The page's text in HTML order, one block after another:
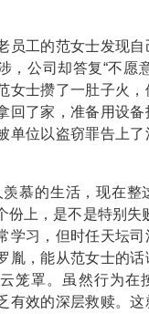
工的范女士发现自
，公司却答复“不愿
女士攒了一肚子火
回了家，准备用设备
单位以盗窃罪告上
的生活，现在整
份上，是不是特别失
学习，但时任天坛
胤，能从范女士的
笼罩。虽然行为在
有效的深层救赎。